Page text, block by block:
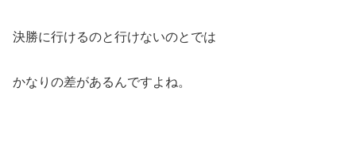
決勝に行けるのと行けないのとでは
かなりの差があるんですよね。